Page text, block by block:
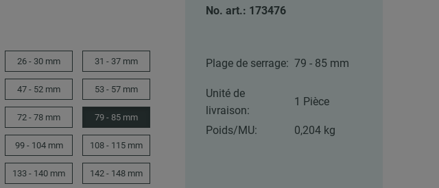
26 - 30 mm 31 - 37 mm
47 - 52 mm 53 - 57 mm
72 - 78 mm 79 - 85 mm
99 - 104 mm 108 - 115 mm
133 - 140 mm 142 - 148 mm
No. art.: 173476
Plage de serrage: 79 - 85 mm
Unité de
livraison:
1 Pièce
Poids/MU: 0,204 kg